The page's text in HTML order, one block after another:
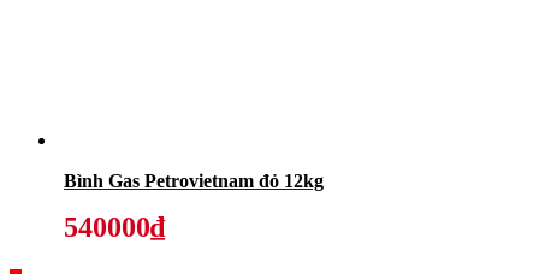
Bình Gas Petrovietnam đỏ 12kg
540000₫